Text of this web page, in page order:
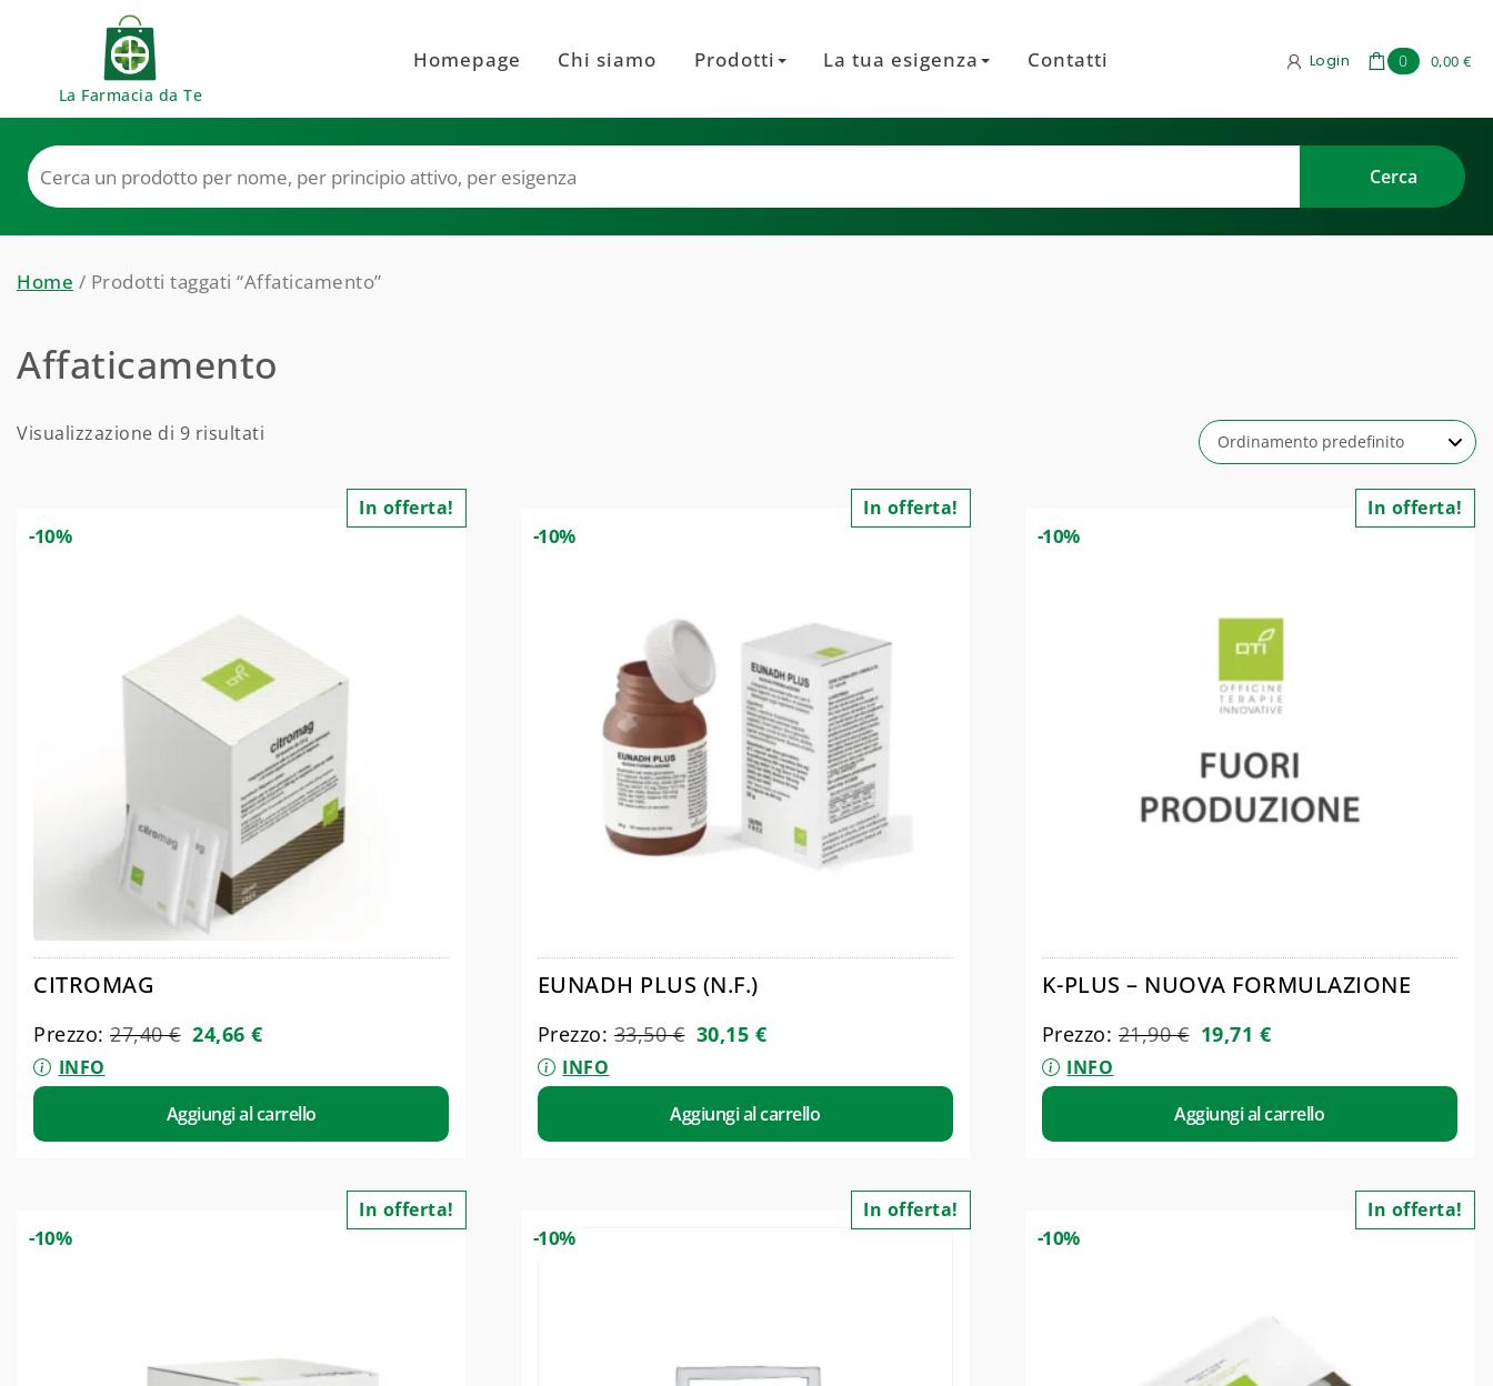
La Farmacia da Te
Homepage Chi siamo Prodotti La tua esigenza Contatti Login 0 0,00 €
Home / Prodotti taggati “Affaticamento”
Affaticamento
Visualizzazione di 9 risultati
CITROMAG
Prezzo: 27,40€ 24,66 €
INFO
Aggiungi al carrello
In offerta!
-10%
EUNADH PLUS (N.F.)
Prezzo: 33,50€ 30,15 €
INFO
Aggiungi al carrello
In offerta!
-10%
K-PLUS – NUOVA FORMULAZIONE
Prezzo: 21,90€ 19,71 €
INFO
Aggiungi al carrello
In offerta!
-10%
In offerta!
-10%
In offerta!
-10%
In offerta!
-10%